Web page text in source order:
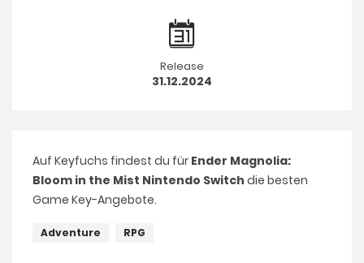
Release
31.12.2024
Auf Keyfuchs findest du für Ender Magnolia:
Bloom in the Mist Nintendo Switch die besten
Game Key-Angebote.
Adventure RPG